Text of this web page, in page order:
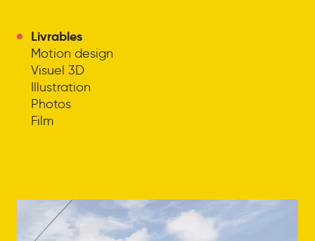
Livrables
Motion design
Visuel 3D
Illustration
Photos
Film
content